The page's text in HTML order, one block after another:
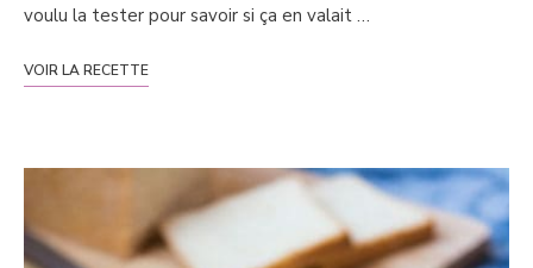
voulu la tester pour savoir si ça en valait …
VOIR LA RECETTE